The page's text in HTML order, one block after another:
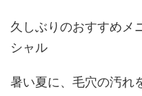
久しぶりのおすすめメ
シャル
暑い夏に、毛穴の汚れ